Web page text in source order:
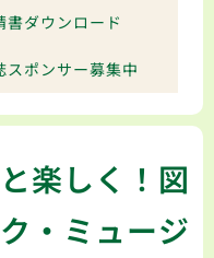
書ダウンロード
スポンサー募集中
楽しく！図
・ミュージ